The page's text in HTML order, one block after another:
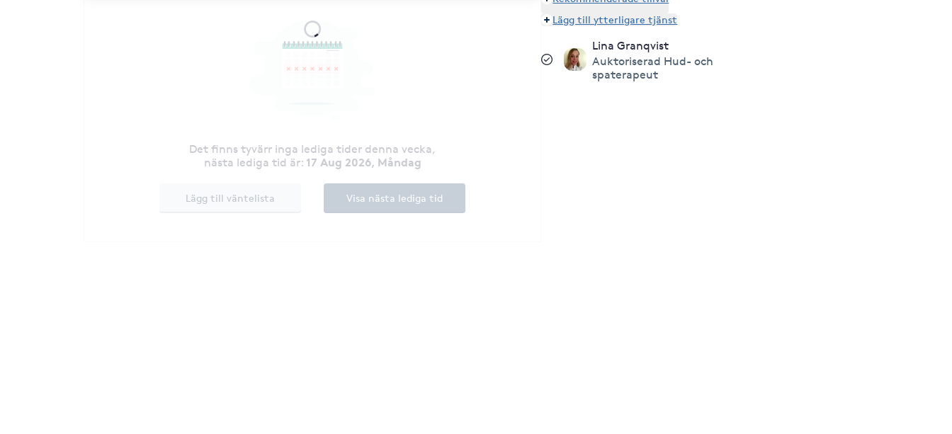
Det finns tyvärr inga lediga tider denna vecka,
nästa lediga tid är: 17 Aug 2026, Måndag
Lägg till väntelista Visa nästa lediga tid
Lägg till ytterligare tjänst
Lina Granqvist
Auktoriserad Hud- och
spaterapeut